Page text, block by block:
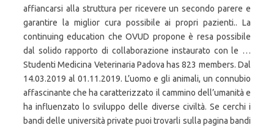
affiancarsi alla struttura per ricevere un secondo parere e
garantire la miglior cura possibile ai propri pazienti.. La
continuing education che OVUD propone è resa possibile
dal solido rapporto di collaborazione instaurato con le …
Studenti Medicina Veterinaria Padova has 823 members. Dal
14.03.2019 al 01.11.2019. L’uomo e gli animali, un connubio
affascinante che ha caratterizzato il cammino dell’umanità e
ha influenzato lo sviluppo delle diverse civiltà. Se cerchi i
bandi delle università private puoi trovarli sulla pagina bandi